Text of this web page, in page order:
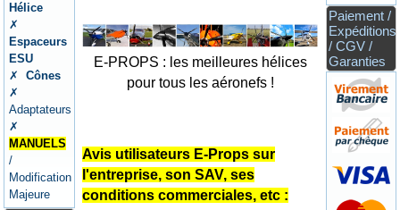
Hélice
✗
Espaceurs
ESU
✗
Cônes
✗
Adaptateurs
✗
MANUELS
/
Modification
Majeure
E-PROPS : les meilleures hélices
pour tous les aéronefs !
Avis utilisateurs E-Props sur
l'entreprise, son SAV, ses
conditions commerciales, etc :
Paiement /
Expéditions
/ CGV /
Garanties